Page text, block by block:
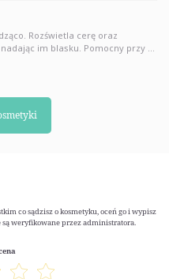
Rozświetla cerę oraz
im blasku. Pomocny przy ...
co sądzisz o kosmetyku, oceń go i wypisz
weryfikowane przez administratora.